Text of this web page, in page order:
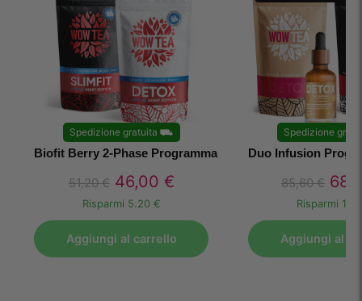
Spedizione gratuita ⛟
Biofit Berry 2-Phase Programma
51,20€ 46,00 €
Risparmi 5.20 €
Aggiungi al carrello
Spedizione
Duo Infusion
85,60€
Risparmi
Aggiungi al